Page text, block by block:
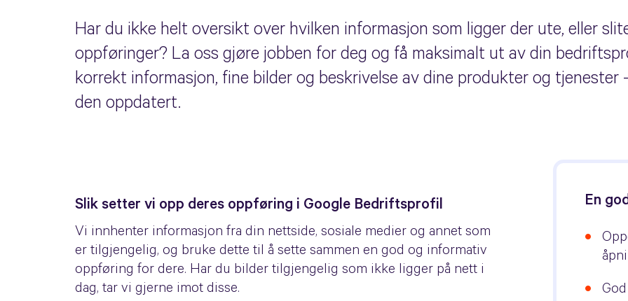
Har du ikke helt oversikt over hvilken informasjon som ligger der ute, eller
oppføringer? La oss gjøre jobben for deg og få maksimalt ut av din
korrekt informasjon, fine bilder og beskrivelse av dine produkter og tjenester
den oppdatert.
Slik setter vi opp deres oppføring i Google Bedriftsprofil
Vi innhenter informasjon fra din nettside, sosiale medier og annet som
er tilgjengelig, og bruke dette til å sette sammen en god og informativ
oppføring for dere. Har du bilder tilgjengelig som ikke ligger på nett i
dag, tar vi gjerne imot disse.
En